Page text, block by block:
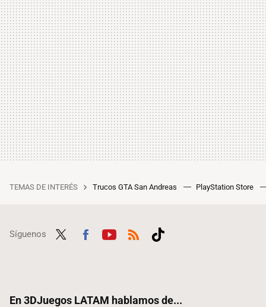
TEMAS DE INTERÉS Trucos GTA San Andreas PlayStation Store
Síguenos
En 3DJuegos LATAM hablamos de...